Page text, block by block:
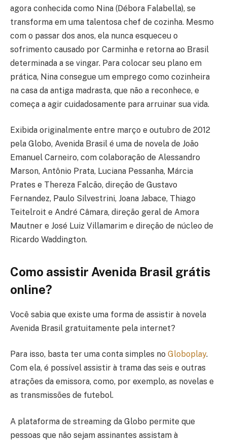
agora conhecida como Nina (Débora Falabella), se
transforma em uma talentosa chef de cozinha. Mesmo
com o passar dos anos, ela nunca esqueceu o
sofrimento causado por Carminha e retorna ao Brasil
determinada a se vingar. Para colocar seu plano em
prática, Nina consegue um emprego como cozinheira
na casa da antiga madrasta, que não a reconhece, e
começa a agir cuidadosamente para arruinar sua vida.
Exibida originalmente entre março e outubro de 2012
pela Globo, Avenida Brasil é uma de novela de João
Emanuel Carneiro, com colaboração de Alessandro
Marson, Antônio Prata, Luciana Pessanha, Márcia
Prates e Thereza Falcão, direção de Gustavo
Fernandez, Paulo Silvestrini, Joana Jabace, Thiago
Teitelroit e André Câmara, direção geral de Amora
Mautner e José Luiz Villamarim e direção de núcleo de
Ricardo Waddington.
Como assistir Avenida Brasil grátis
online?
Você sabia que existe uma forma de assistir à novela
Avenida Brasil gratuitamente pela internet?
Para isso, basta ter uma conta simples no Globoplay.
Com ela, é possível assistir à trama das seis e outras
atrações da emissora, como, por exemplo, as novelas e
as transmissões de futebol.
A plataforma de streaming da Globo permite que
pessoas que não sejam assinantes assistam à